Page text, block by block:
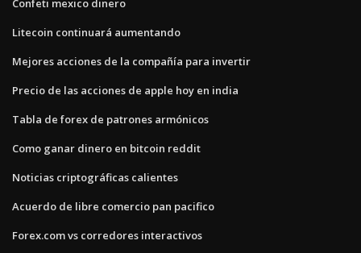
Confeti mexico dinero
Litecoin continuará aumentando
Mejores acciones de la compañía para invertir
Precio de las acciones de apple hoy en india
Tabla de forex de patrones armónicos
Como ganar dinero en bitcoin reddit
Noticias criptográficas calientes
Acuerdo de libre comercio pan pacifico
Forex.com vs corredores interactivos